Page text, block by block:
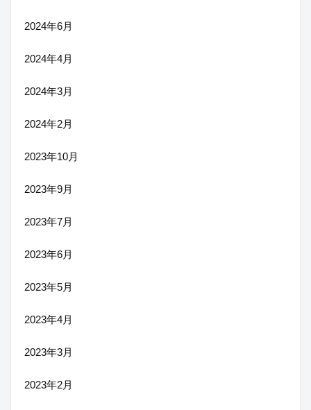
2024年6月
2024年4月
2024年3月
2024年2月
2023年10月
2023年9月
2023年7月
2023年6月
2023年5月
2023年4月
2023年3月
2023年2月